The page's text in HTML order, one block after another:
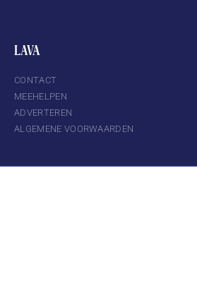
LAVA
CONTACT
MEEHELPEN
ADVERTEREN
ALGEMENE VOORWAARDEN